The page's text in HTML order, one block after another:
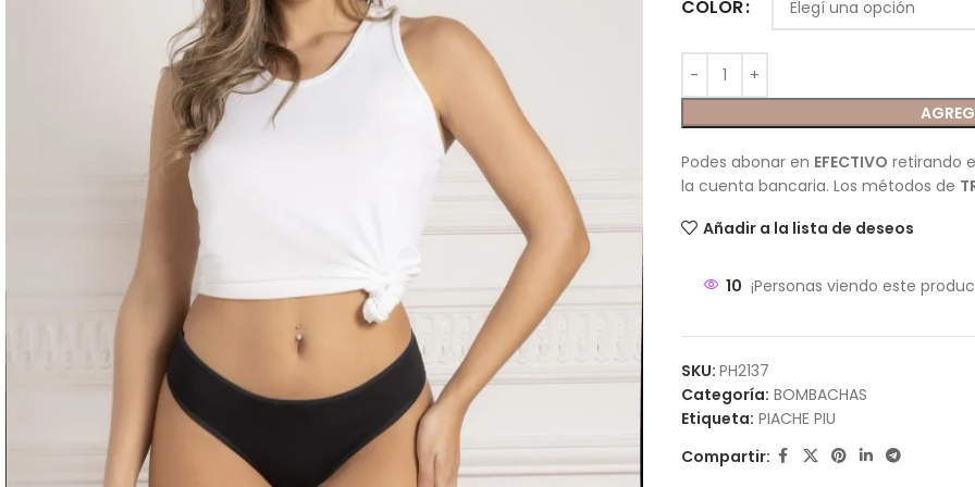
COLOR
Podes abonar en EFECTIVO retirando
la cuenta bancaria. Los métodos de
Añadir a la lista de deseos
10 ¡Personas viendo este
SKU: PH2137
Categoría: BOMBACHAS
Etiqueta: PIACHE PIU
Compartir: